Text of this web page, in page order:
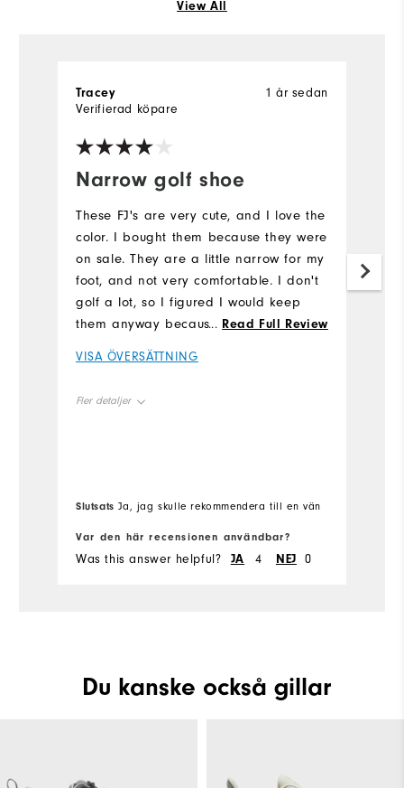
View All
Narrow golf shoe
1 år sedan
Tracey
Verifierad köpare
These FJ's are very cute, and I love the
color. I bought them because they were
on sale. They are a little narrow for my
foot, and not very comfortable. I don't
golf a lot, so I figured I would keep
them anyway because the price was
great. If you have a wider foot, then
this design is not for you.
... Read Full Review
VISA ÖVERSÄTTNING
Fler detaljer
Slutsats Ja, jag skulle rekommendera till en vän
Var den här recensionen användbar?
Was this answer helpful? JA 4 NEJ 0
Du kanske också gillar